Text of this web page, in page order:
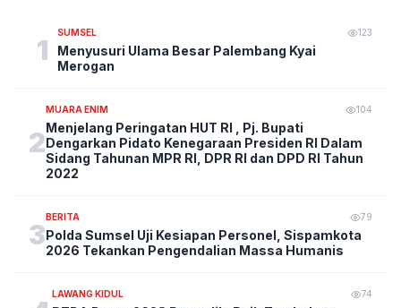
1
SUMSEL 123
Menyusuri Ulama Besar Palembang Kyai
Merogan
2
MUARA ENIM 104
Menjelang Peringatan HUT RI , Pj. Bupati
Dengarkan Pidato Kenegaraan Presiden RI Dalam
Sidang Tahunan MPR RI, DPR RI dan DPD RI Tahun
2022
3
BERITA 79
Polda Sumsel Uji Kesiapan Personel, Sispamkota
2026 Tekankan Pengendalian Massa Humanis
LAWANG KIDUL 74